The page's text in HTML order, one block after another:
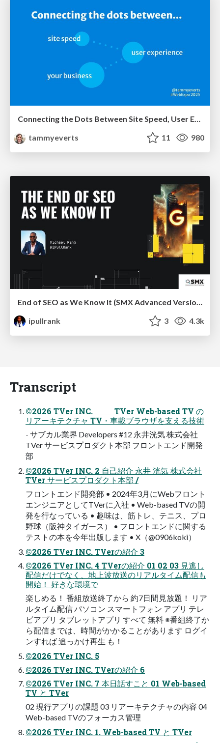
Connecting the Dots Between Site Speed, User Experience & Your Business [WebExpo 2025]
tammyeverts
11 980
ipullrank
3 4.3k
Transcript
©2026 TVer INC. TVer Web-based TV の
リアーキテクチャ TV・車載ブラウザを支える技術
- サブカル業界 Developers #12 永井洸気 株式会社
TVer サービスプロダクト本部 フロントエンド開発
部
©2026 TVer INC. 2 自己紹介 永井 洸気 株式会社
TVer サービスプロダクト本部 /
フロントエンド開発部 • 2024年3月にWebフロント
エンジニアとしてTVerに入社 • Web-based TVの開
発を行なっている • 趣味は、筋トレ、テニス、プロ
野球（阪神タイガース） • フロントエンドに関する
テストの本を今年出版します • X（@0906koki）
©2026 TVer INC. TVerの紹介 3
©2026 TVer INC. 4 TVerの紹介 01 02 03 見逃し
配信だけでなく、地上波放送のリアルタイム配信も
開始！ 好きな環境で
楽しめる！ 番組放送終了から 約7日間見放題！ リア
ルタイム配信 パソコン スマートフォン アプリ テレ
ビアプリ タブレットアプリ すべて 無料 ※番組終了か
ら配信までは、時間がかかることがあります ログイ
ンすれば 追っかけ再生 も！
©2026 TVer INC. 5
©2026 TVer INC. TVerの紹介 6
©2026 TVer INC. 7 本日話すこと 01 Web-based
TV と TVer
02 現行アプリの課題 03 リアーキテクチャの内容 04
Web-based TVのフォーカス管理
©2026 TVer INC. 1. Web-based TV と TVer